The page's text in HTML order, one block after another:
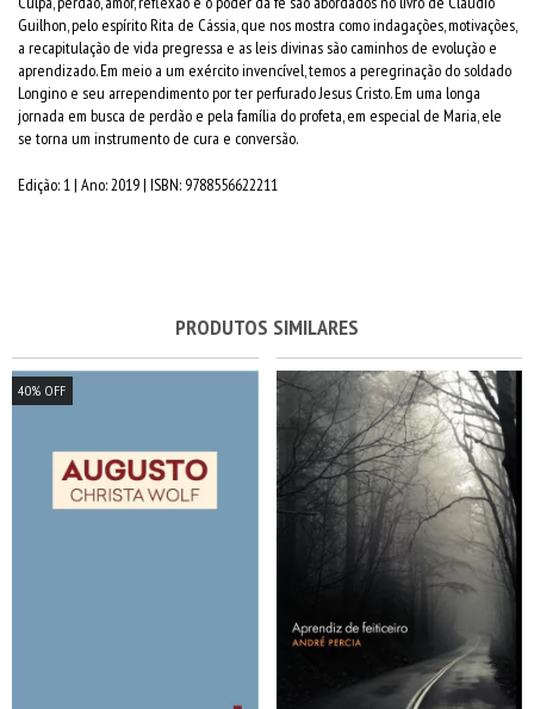
Guilhon, pelo espírito Rita de Cássia, que nos mostra como indagações, motivações,
a recapitulação de vida pregressa e as leis divinas são caminhos de evolução e
aprendizado. Em meio a um exército invencível, temos a peregrinação do soldado
Longino e seu arrependimento por ter perfurado Jesus Cristo. Em uma longa
jornada em busca de perdão e pela família do profeta, em especial de Maria, ele
se torna um instrumento de cura e conversão.
Edição: 1 | Ano: 2019 | ISBN: 9788556622211
PRODUTOS SIMILARES
40% OFF